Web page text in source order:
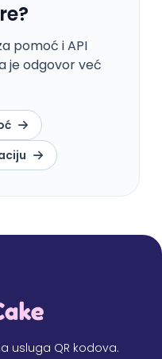
pomoć i API
je odgovor već
usluga QR kodova.